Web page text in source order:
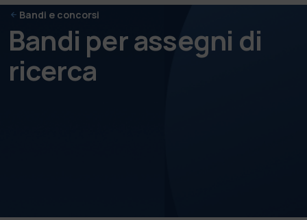
Bandi e concorsi
Bandi per assegni di
ricerca